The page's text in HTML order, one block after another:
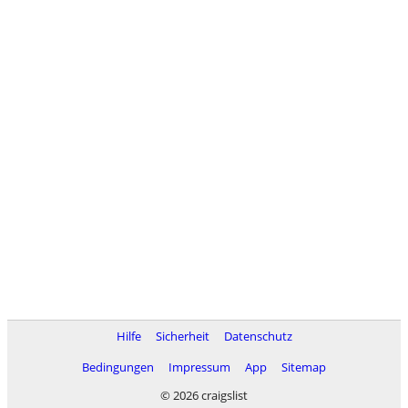
Hilfe Sicherheit
Datenschutz
Bedingungen
Impressum App
Sitemap
© 2026 craigslist